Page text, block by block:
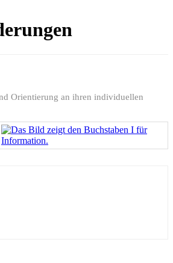
Orientierung an ihren individuellen